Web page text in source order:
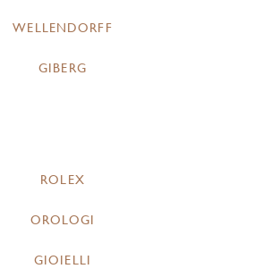
WELLENDORFF
GIBERG
ROLEX
OROLOGI
GIOIELLI